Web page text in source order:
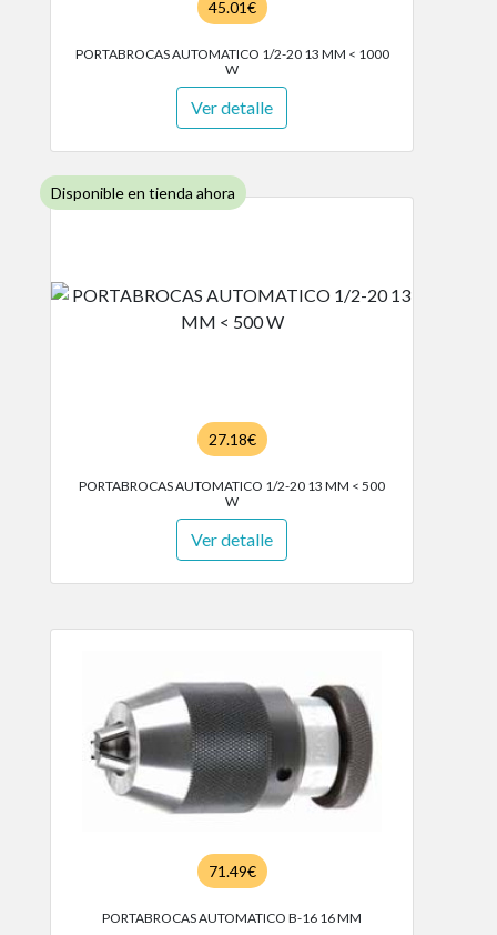
45.01€
PORTABROCAS AUTOMATICO 1/2-20 13 MM < 1000
W
Ver detalle
Disponible en tienda ahora
27.18€
PORTABROCAS AUTOMATICO 1/2-20 13 MM < 500
W
Ver detalle
71.49€
PORTABROCAS AUTOMATICO B-16 16 MM